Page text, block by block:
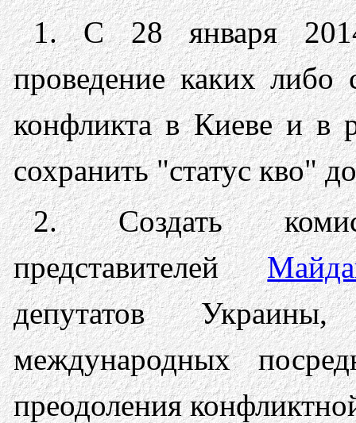
1. С 28 января
проведение каких либо
конфликта в Киеве и в
сохранить "статус кво"
2. Создать
представителей
депутатов
международных
преодоления